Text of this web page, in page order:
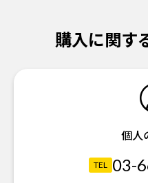
購入に関す
個人
TEL 03-